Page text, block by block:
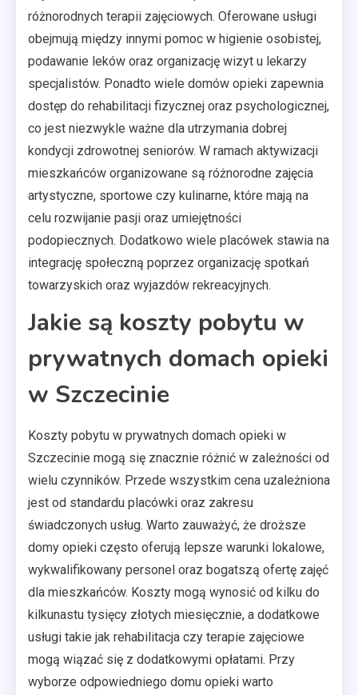
różnorodnych terapii zajęciowych. Oferowane usługi
obejmują między innymi pomoc w higienie osobistej,
podawanie leków oraz organizację wizyt u lekarzy
specjalistów. Ponadto wiele domów opieki zapewnia
dostęp do rehabilitacji fizycznej oraz psychologicznej,
co jest niezwykle ważne dla utrzymania dobrej
kondycji zdrowotnej seniorów. W ramach aktywizacji
mieszkańców organizowane są różnorodne zajęcia
artystyczne, sportowe czy kulinarne, które mają na
celu rozwijanie pasji oraz umiejętności
podopiecznych. Dodatkowo wiele placówek stawia na
integrację społeczną poprzez organizację spotkań
towarzyskich oraz wyjazdów rekreacyjnych.
Jakie są koszty pobytu w
prywatnych domach opieki
w Szczecinie
Koszty pobytu w prywatnych domach opieki w
Szczecinie mogą się znacznie różnić w zależności od
wielu czynników. Przede wszystkim cena uzależniona
jest od standardu placówki oraz zakresu
świadczonych usług. Warto zauważyć, że droższe
domy opieki często oferują lepsze warunki lokalowe,
wykwalifikowany personel oraz bogatszą ofertę zajęć
dla mieszkańców. Koszty mogą wynosić od kilku do
kilkunastu tysięcy złotych miesięcznie, a dodatkowe
usługi takie jak rehabilitacja czy terapie zajęciowe
mogą wiązać się z dodatkowymi opłatami. Przy
wyborze odpowiedniego domu opieki warto